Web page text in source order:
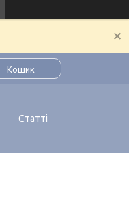
Кошик
Статті